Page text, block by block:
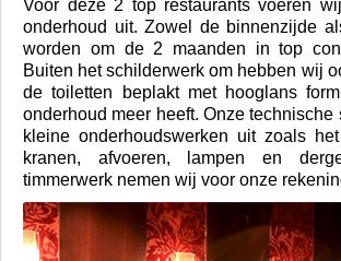
Stukadoren Shore-Club Nautisch
U zit nu hier:home/ projecten/the-red-
The Red Sun Blaricum en
Voor deze 2 top restaurants voeren
onderhoud uit. Zowel de binnenzijde
worden om de 2 maanden in top
Buiten het schilderwerk om hebben wij